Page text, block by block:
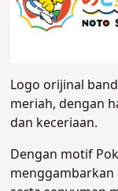
Logo orijinal
meriah, dengan
dan keceriaan.
Dengan motif